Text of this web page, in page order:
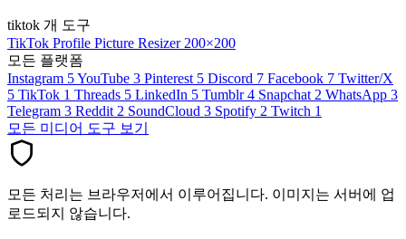
tiktok 개 도구
TikTok Profile Picture Resizer 200×200
모든 플랫폼
Instagram 5YouTube 3 Pinterest 5 Discord 7 Facebook 7 Twitter/X
5 TikTok 1 Threads 5 LinkedIn 5 Tumblr 4 Snapchat 2 WhatsApp 3
Telegram 3 Reddit 2 SoundCloud 3 Spotify 2 Twitch 1
모든 미디어 도구 보기
모든 처리는 브라우저에서 이루어집니다. 이미지는 서버에 업
로드되지 않습니다.